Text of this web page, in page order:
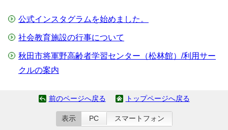
公式インスタグラムを始めました。
社会教育施設の行事について
秋田市将軍野高齢者学習センター（松林館）/利用サー
クルの案内
前のページへ戻る トップページへ戻る
表示 PC スマートフォン